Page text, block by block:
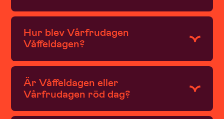
Hur blev Vårfrudagen
Våffeldagen?
Är Våffeldagen eller
Vårfrudagen röd dag?